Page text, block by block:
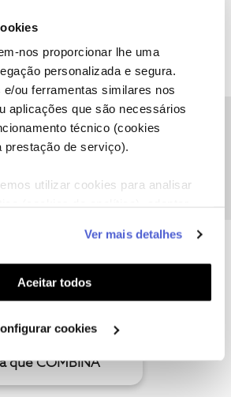
nos proporcionar lhe uma
personalizada e segura.
ou ferramentas similares nos
aplicações que são necessários
técnico (cookies
prestação de serviço).
utilizar cookies para analisar
de personalização e
anúncios aos seus interesses
personalizada). Pode gerir a
clicando em "Configurar
Ver mais detalhes
Aceitar todos
cookies
e faça "Like" nos melhores comentários.
através da opção "Seguir", para estar
novidades.
que COMBINA